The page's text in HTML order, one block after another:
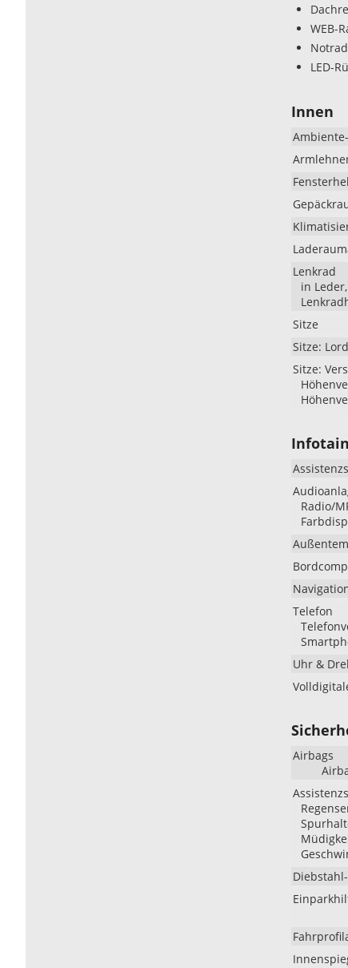
WEB-
Notrad
LED-
Innen
Lenkrad
in
Sitze
Sitze:
Sitze:
Radio/
Telefon
Uhr &
Airbags